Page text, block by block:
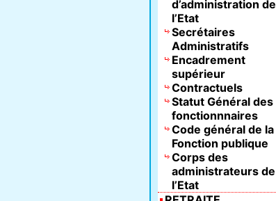
d’administration de
l’Etat
Secrétaires
Administratifs
Encadrement
supérieur
Contractuels
Statut Général des
fonctionnnaires
Code général de la
Fonction publique
Corps des
administrateurs de
l’Etat